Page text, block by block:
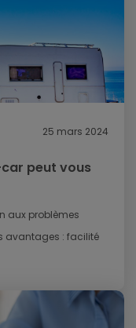
25 mars 2024
peut vous
aux problèmes
avantages : facilité